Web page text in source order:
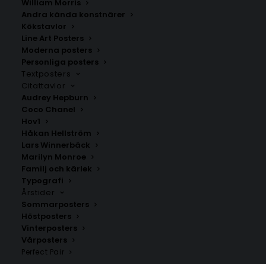
William Morris
Andra kända konstnärer
Kökstavlor
Line Art Posters
Moderna posters
Personliga posters
Textposters
Citattavlor
Audrey Hepburn
Coco Chanel
Hov1
Håkan Hellström
Lars Winnerbäck
Marilyn Monroe
Familj och kärlek
Typografi
Årstider
Sommarposters
Höstposters
Vinterposters
Vårposters
Perfect Pair
Fr.200.00
SNABB LEVERANS
1-2 arbetsdagar